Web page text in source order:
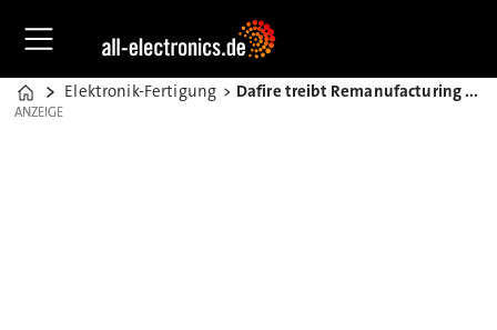
Home
Elektronik-Fertigung Dafire treibt Remanufacturing von Leiterplatten
ANZEIGE
ANZEIGE